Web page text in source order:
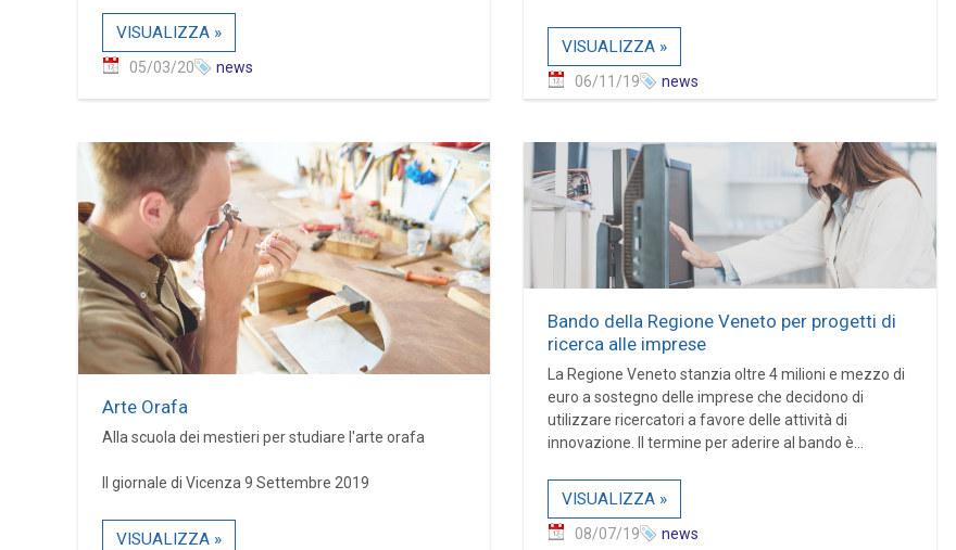
VISUALIZZA »
05/03/20 news
VISUALIZZA »
06/11/19 news
Arte Orafa
Alla scuola dei mestieri per studiare l'arte orafa
Il giornale di Vicenza 9 Settembre 2019
VISUALIZZA »
Bando della Regione Veneto per progetti di
ricerca alle imprese
La Regione Veneto stanzia oltre 4 milioni e mezzo di
euro a sostegno delle imprese che decidono di
utilizzare ricercatori a favore delle attività di
innovazione. Il termine per aderire al bando è...
VISUALIZZA »
08/07/19 news